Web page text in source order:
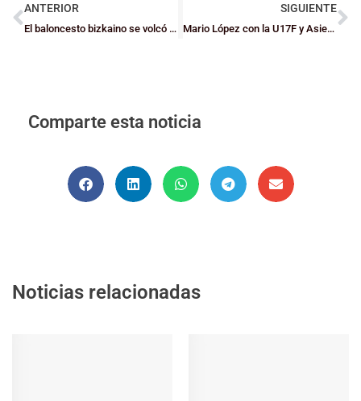
ANTERIOR
El baloncesto bizkaino se volcó con el Plaza 2014
SIGUIENTE
Mario López con la U17F y Asier García, Mouriz y Avendaño con la absoluta de BSR, serán mundialistas
Comparte esta noticia
Noticias relacionadas